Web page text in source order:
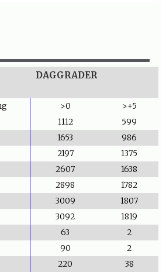
DAGGRADER
>0
>+5
1112
599
1653
986
2197
1375
2607
1638
2898
1782
3009
1807
3092
1819
63
2
90
2
220 38